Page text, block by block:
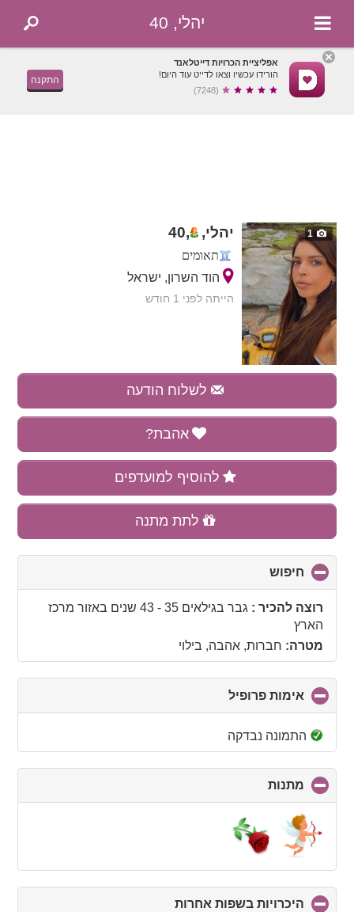
יהלי, 40
אפליציית הכרויות דייטלאנד
הורידו עכשיו וצאו לדייט עוד היום!
(7248)
התקנה
1 יהלי, ,
40
תאומים
הוד השרון, ישראל
הייתה לפני 1 חודש
לשלוח הודעה
אהבת?
להוסיף למועדפים
לתת מתנה
חיפוש
to
collapseרוצה להכיר : גבר בגילאים 35 - 43 שנים באזור מרכז
הארץ
מטרה: חברות, אהבה, בילוי
אימות פרופיל
to
התמונה נבדקה
מתנות
to
collapse
contents
היכרויות בשפות אחרות